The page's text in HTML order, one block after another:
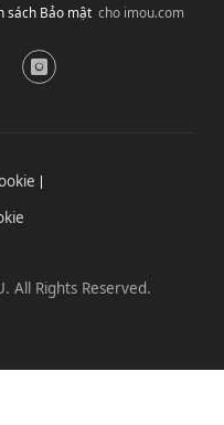
sách Bảo mậtcho imou.com
All Rights Reserved.